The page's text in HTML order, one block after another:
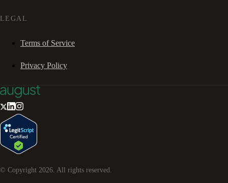
LEGAL
Terms of Service
Privacy Policy
© Copyright 2026. All rights reserved.